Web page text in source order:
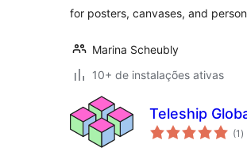
for posters, canvases, and
Marina Scheubly
10+ de instalações ativas
Teleship
(1de
)